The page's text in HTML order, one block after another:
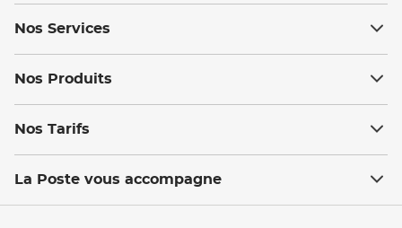
Nos Services
Nos Produits
Nos Tarifs
La Poste vous accompagne